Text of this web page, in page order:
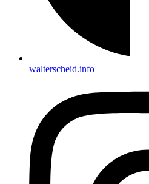
walterscheid.info